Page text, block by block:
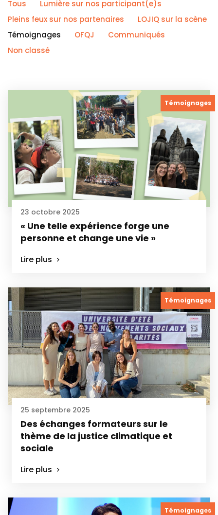
Tous
Lumière sur nos participant(e)s
Pleins feux sur nos partenaires
LOJIQ sur la scène
Témoignages
OFQJ
Communiqués
Non classé
Témoignages
23 octobre 2025
« Une telle expérience forge une
personne et change une vie »
Lire plus
Témoignages
25 septembre 2025
Des échanges formateurs sur le
thème de la justice climatique et
sociale
Lire plus
Témoignages